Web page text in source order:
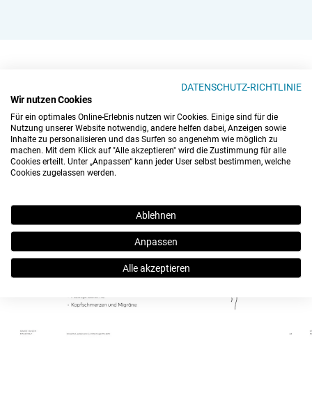
Neugierig auf diesen Kurs?
Vorschau der Inhalte:
DATENSCHUTZ-RICHTLINIE
Wir nutzen Cookies
Für ein optimales Online-Erlebnis nutzen wir Cookies. Einige sind für die
Nutzung unserer Website notwendig, andere helfen dabei, Anzeigen sowie
Inhalte zu personalisieren und das Surfen so angenehm wie möglich zu
machen. Mit dem Klick auf "Alle akzeptieren" wird die Zustimmung für alle
Cookies erteilt. Unter „Anpassen“ kann jeder User selbst bestimmen, welche
Cookies zugelassen werden.
Ablehnen
Anpassen
Alle akzeptieren